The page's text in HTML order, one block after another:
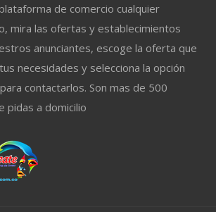
de comercio cualquier
mira las ofertas y establecimientos
anunciantes, escoge la oferta que
necesidades y selecciona la opción
contactarlos. Son mas de 500
pidas a domicilio